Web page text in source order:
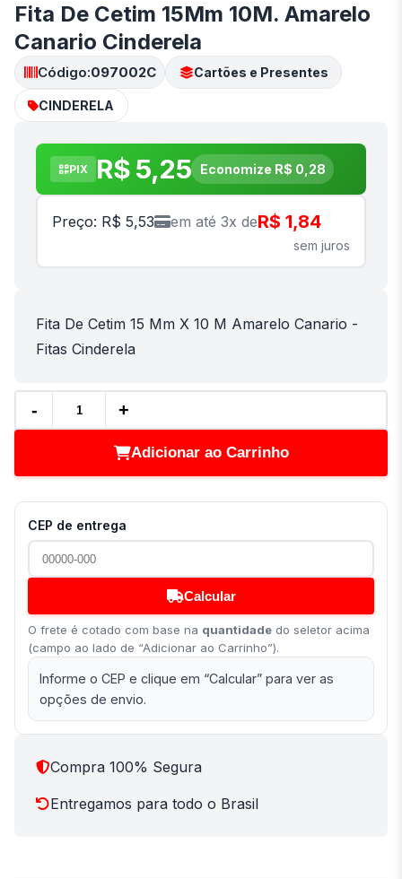
Fita De Cetim 15Mm 10M. Amarelo
Canario Cinderela
Código:097002C Cartões e Presentes
CINDERELA
PIX R$ 5,25 Economize R$ 0,28
Preço: R$ 5,53 em até 3x deR$ 1,84
sem juros
Fita De Cetim 15 Mm X 10 M Amarelo Canario -
Fitas Cinderela
- +
Adicionar ao Carrinho
CEP de entrega
Calcular
O frete é cotado com base na quantidade do seletor acima
(campo ao lado de “Adicionar ao Carrinho”).
Informe o CEP e clique em “Calcular” para ver as
opções de envio.
Compra 100% Segura
Entregamos para todo o Brasil